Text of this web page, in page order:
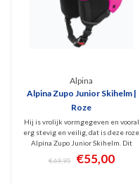
Alpina
Alpina Zupo Junior Skihelm |
Roze
Hij is vrolijk vormgegeven en vooral
erg stevig en veilig, dat is deze roze
Alpina Zupo Junior Skihelm. Dit
model is erg comfortabel en met zijn
uitneembare binnenvoering lekker
€69,95 €55,00